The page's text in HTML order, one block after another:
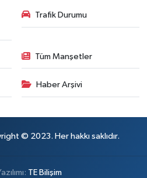
Trafik Durumu
Tüm Manşetler
Haber Arşivi
© 2023. Her hakkı saklıdır.
TE Bilişim